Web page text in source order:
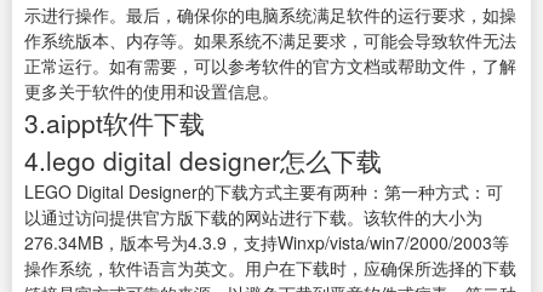
示进行操作。最后，确保你的电脑系统满足软件的运行要求，如操
作系统版本、内存等。如果系统不满足要求，可能会导致软件无法
正常运行。如有需要，可以参考软件的官方文档或帮助文件，了解
更多关于软件的使用和设置信息。
3.aippt软件下载
4.lego digital designer怎么下载
LEGO Digital Designer的下载方式主要有两种：第一种方式：可
以通过访问提供官方版下载的网站进行下载。该软件的大小为
276.34MB，版本号为4.3.9，支持Winxp/vista/win7/2000/2003等
操作系统，软件语言为英文。用户在下载时，应确保所选择的下载